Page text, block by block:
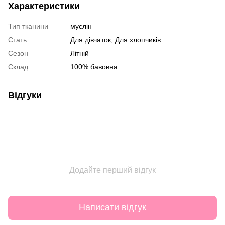
Характеристики
Тип тканини
муслін
Стать
Для дівчаток, Для хлопчиків
Сезон
Літній
Склад
100% бавовна
Відгуки
Додайте перший відгук
Написати відгук